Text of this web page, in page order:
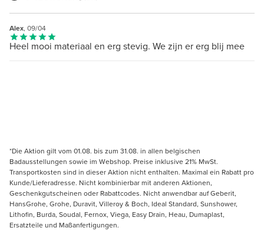
Alex, 09/04
Heel mooi materiaal en erg stevig. We zijn er erg blij mee
*Die Aktion gilt vom 01.08. bis zum 31.08. in allen belgischen
Badausstellungen sowie im Webshop. Preise inklusive 21% MwSt.
Transportkosten sind in dieser Aktion nicht enthalten. Maximal ein Rabatt pro
Kunde/Lieferadresse. Nicht kombinierbar mit anderen Aktionen,
Geschenkgutscheinen oder Rabattcodes. Nicht anwendbar auf Geberit,
HansGrohe, Grohe, Duravit, Villeroy & Boch, Ideal Standard, Sunshower,
Lithofin, Burda, Soudal, Fernox, Viega, Easy Drain, Heau, Dumaplast,
Ersatzteile und Maßanfertigungen.